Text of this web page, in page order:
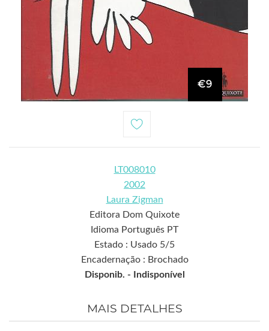
€9
LT008010
2002
Laura Zigman
Editora Dom Quixote
Idioma Português PT
Estado : Usado 5/5
Encadernação : Brochado
Disponib. -
Indisponível
MAIS DETALHES